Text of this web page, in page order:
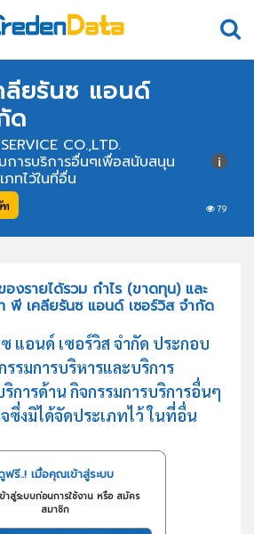
ยรันซ แอนด์
ด
CO.,LTD.
79
ารบริการอื่นๆเพื่อสนับสนุน
ทไว้ในที่อื่น
ท
องรายได้รวม กำไร (ขาดทุน) และ
พี เคลียรันซ แอนด์ เซอร์วิส จำกัด
แอนด์ เซอร์วิส จำกัด ประกอบ
รรมการบริหารและบริการ
การด้าน กิจกรรมการบริการอื่นๆ
ซึ่งมิได้จัดประเภทไว้ ในที่อื่น
ฟรี..! เมื่อคุณเข้าสู่ระบบ
าสู่ระบบก่อนการใช้งาน หรือ สมัคร
สมาชิก